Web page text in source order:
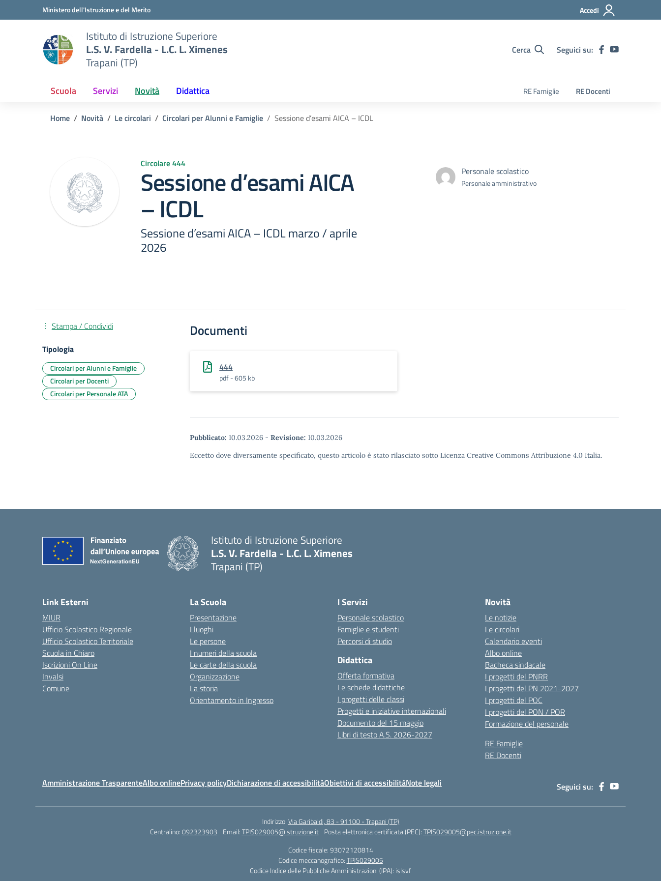
Vai ai contenuti
Vai al menu di navigazioneMinistero dell'Istruzione e del Merito Accedi
Istituto di Istruzione Superiore
L.S. V. Fardella - L.C. L. Ximenes
Trapani (TP)
Cerca Seguici su:
Scuola Servizi Novità Didattica RE Famiglie RE Docenti
Home Novità Le circolari Circolari per Alunni e Famiglie Sessione d’esami AICA – ICDL
Circolare 444
Sessione d’esami AICA
– ICDL
Sessione d’esami AICA – ICDL marzo / aprile
2026
Personale scolastico
Personale amministrativo
Documenti
444
pdf - 605 kb
Pubblicato: 10.03.2026 - Revisione: 10.03.2026
Eccetto dove diversamente specificato, questo articolo è stato rilasciato sotto Licenza Creative Commons Attribuzione 4.0 Italia.
Stampa / Condividi
Tipologia
Circolari per Alunni e Famiglie
Circolari per Docenti
Circolari per Personale ATA
Istituto di Istruzione Superiore
L.S. V. Fardella - L.C. L. Ximenes
Trapani (TP)
Link Esterni
MIUR
Ufficio Scolastico Regionale
Ufficio Scolastico Territoriale
Scuola in Chiaro
Iscrizioni On Line
Invalsi
Comune
La Scuola
Presentazione
I luoghi
Le persone
I numeri della scuola
Le carte della scuola
Organizzazione
La storia
Orientamento in Ingresso
I Servizi
Personale scolastico
Famiglie e studenti
Percorsi di studio
Didattica
Offerta formativa
Le schede didattiche
I progetti delle classi
Progetti e iniziative internazionali
Documento del 15 maggio
Libri di testo A.S. 2026-2027
Novità
Le notizie
Le circolari
Calendario eventi
Albo online
Bacheca sindacale
I progetti del PNRR
I progetti del PN 2021-2027
I progetti del POC
I progetti del PON / POR
Formazione del personale
RE Famiglie
RE Docenti
Amministrazione TrasparenteAlbo onlinePrivacy policyDichiarazione di accessibilitàObiettivi di accessibilitàNote legali Seguici su:
Indirizzo:Via Garibaldi, 83 - 91100 - Trapani (TP)
Centralino:092323903 Email:TPIS029005@istruzione.it Posta elettronica certificata (PEC):TPIS029005@pec.istruzione.it
Codice fiscale: 93072120814
Codice meccanografico:TPIS029005
Codice Indice delle Pubbliche Amministrazioni (IPA): islsvf